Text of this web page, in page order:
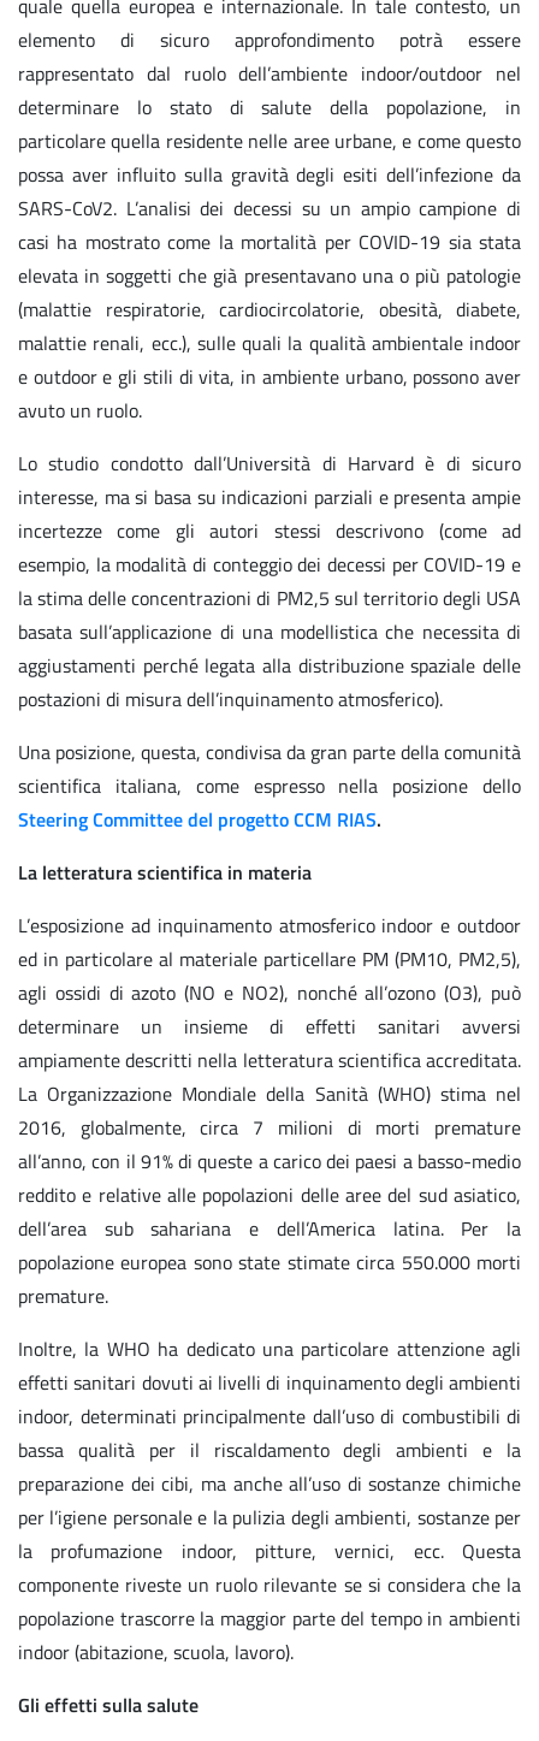
elemento di sicuro approfondimento potrà essere
rappresentato dal ruolo dell’ambiente indoor/outdoor nel
determinare lo stato di salute della popolazione, in
particolare quella residente nelle aree urbane, e come questo
possa aver influito sulla gravità degli esiti dell’infezione da
SARS-CoV2. L’analisi dei decessi su un ampio campione di
casi ha mostrato come la mortalità per COVID-19 sia stata
elevata in soggetti che già presentavano una o più patologie
(malattie respiratorie, cardiocircolatorie, obesità, diabete,
malattie renali, ecc.), sulle quali la qualità ambientale indoor
e outdoor e gli stili di vita, in ambiente urbano, possono aver
avuto un ruolo.
Lo studio condotto dall’Università di Harvard è di sicuro
interesse, ma si basa su indicazioni parziali e presenta ampie
incertezze come gli autori stessi descrivono (come ad
esempio, la modalità di conteggio dei decessi per COVID-19 e
la stima delle concentrazioni di PM2,5 sul territorio degli USA
basata sull’applicazione di una modellistica che necessita di
aggiustamenti perché legata alla distribuzione spaziale delle
postazioni di misura dell’inquinamento atmosferico).
Una posizione, questa, condivisa da gran parte della comunità
scientifica italiana, come espresso nella posizione dello
Steering Committee del progetto CCM RIAS.
La letteratura scientifica in materia
L’esposizione ad inquinamento atmosferico indoor e outdoor
ed in particolare al materiale particellare PM (PM10, PM2,5),
agli ossidi di azoto (NO e NO2), nonché all’ozono (O3), può
determinare un insieme di effetti sanitari avversi
ampiamente descritti nella letteratura scientifica accreditata.
La Organizzazione Mondiale della Sanità (WHO) stima nel
2016, globalmente, circa 7 milioni di morti premature
all’anno, con il 91% di queste a carico dei paesi a basso-medio
reddito e relative alle popolazioni delle aree del sud asiatico,
dell’area sub sahariana e dell’America latina. Per la
popolazione europea sono state stimate circa 550.000 morti
premature.
Inoltre, la WHO ha dedicato una particolare attenzione agli
effetti sanitari dovuti ai livelli di inquinamento degli ambienti
indoor, determinati principalmente dall’uso di combustibili di
bassa qualità per il riscaldamento degli ambienti e la
preparazione dei cibi, ma anche all’uso di sostanze chimiche
per l’igiene personale e la pulizia degli ambienti, sostanze per
la profumazione indoor, pitture, vernici, ecc. Questa
componente riveste un ruolo rilevante se si considera che la
popolazione trascorre la maggior parte del tempo in ambienti
indoor (abitazione, scuola, lavoro).
Gli effetti sulla salute